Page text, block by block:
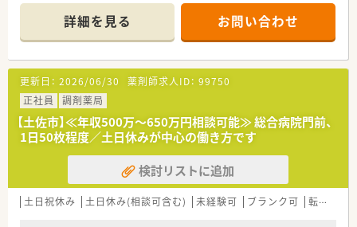
■高知県内を中心にグループ全体で32店舗展開中です。今後も
県内・県外にて店舗を増やしていく方針です。
■総合病院門前、クリニック門前など様々な形態の店舗を展開さ
務など幅広くご相談ができることも魅力の1つです。
■在宅件数はグループ全体で700件以上ございます。在宅専任薬
剤師も複数名いらっしゃいます。
■1年に1回以上学会に参加されており、学会発表チームを立ち
上げ、日々の業務で感じたことや、患者さまからの要望などを議
論して発表の題目を検討されています。
■調剤業務だけでなく、災害対策や野菜の販売等を通して地域貢
献を行われています。
■業務短縮の為、全店舗にて最新機器（電子薬歴・分包機（円盤）・
一部店舗に二次元バーコードやクリーンベンチ、ピッキング鑑査
1日あたりおよそ50枚の処方箋を応需しています。
■薬剤師が常時3名から4名体制で勤務しておりますので、一人
当たりの負担が少なく落ち着いて業務に取り組めます。
≪こんな方にオススメ≫
■平日17時までの勤務になるので、ご家庭やプライベートの事
情がある方も安心して働けます
■高時給でお探しの方！
時給2500円～、認定資格をお持ちであれば3000円も可能です
■ブランクからの復帰や病院門前でチャレンジしたい方！
フォロー体制があるので安心してスタートできます◎
詳細を見る お問い合わせ
更新日： 2026/06/30 薬剤師求人ID： 99750
正社員
調剤薬局
【土佐市】≪年収500万～650万円相談可能≫ 総合病院門前、
1日50枚程度／土日休みが中心の働き方です
検討リストに追加
土日祝休み 土日休み(相談可含む) 未経験可 ブランク可 転勤なし